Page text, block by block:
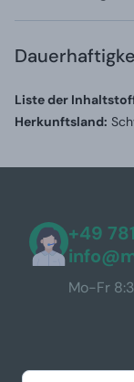
Liste der
Herkunftsland:
+49
Mo-Fr